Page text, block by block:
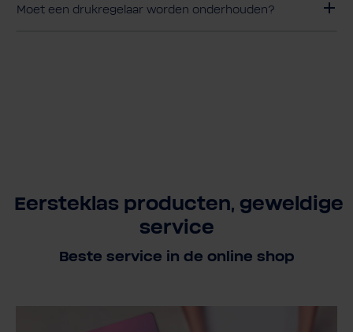
Moet een drukregelaar worden onderhouden?
Eersteklas producten, geweldige
service
Beste service in de online shop